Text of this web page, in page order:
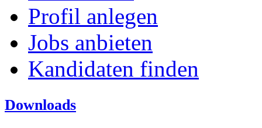
Profil anlegen
Jobs anbieten
Kandidaten finden
Downloads